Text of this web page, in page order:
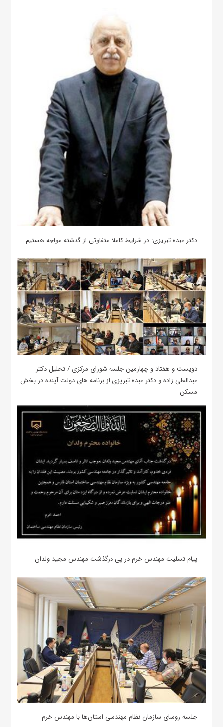
دکتر عبده تبریزی: در شرایط کاملا متفاوتی از گذشته مواجه هستیم
دویست و هفتاد و چهارمین جلسه شورای مرکزی / تحلیل دکتر
عبدالعلی زاده و دکتر عبده تبریزی از برنامه های دولت آینده در بخش
مسکن
پیام تسلیت مهندس خرم در پی درگذشت مهندس مجید ولدان
جلسه روسای سازمان نظام مهندسی استان‌ها با مهندس خرم